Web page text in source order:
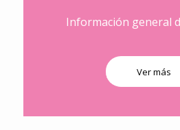
Información general
Ver más